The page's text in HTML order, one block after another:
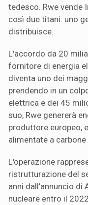
tedesco. Rwe vende
così due titani: uno
distribuisce.
L'accordo da 20
fornitore di energia
diventa uno dei
prendendo in un
elettrica e dei 45
suo, Rwe genererà
produttore europeo,
alimentate a carbone
L'operazione
ristrutturazione del
anni dall’annuncio di
nucleare entro il